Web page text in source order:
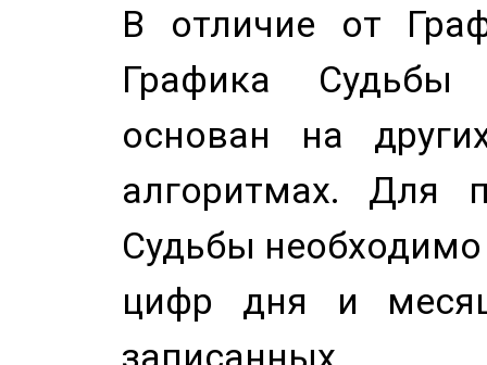
В отличие от
Графика
основан на
алгоритмах. Для
Судьбы
цифр дня и
записанных